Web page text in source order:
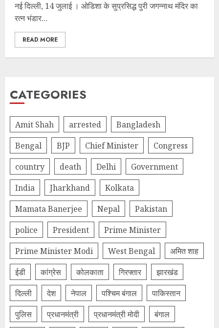
नई दिल्ली, 14 जुलाई । ओडिशा के सुप्रसिद्ध पुरी जगन्नाथ मंदिर का
रत्न भंडार...
READ MORE
CATEGORIES
Amit Shah arrested
Bangladesh
Bengal
BJP Chief Minister
Congress
country
death Delhi
Government
India
Jharkhand
Kolkata
Mamata Banerjee
Nepal
Pakistan
police
President
Prime Minister
Prime Minister Modi
West Bengal
अमित शाह
ईडी
कांग्रेस कोलकाता गिरफ्तार
झारखंड
दिल्‍ली
देश नेपाल पश्चिम बंगाल
पाकिस्तान
पुलिस
प्रधानमंत्री प्रधानमंत्री मोदी
बंगाल